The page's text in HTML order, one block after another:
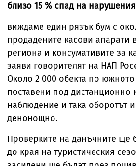
близо 15 % спад на
виждаме един рязък бум с
продадените касови апарати
региона и консумативите за
заяви говорителят на НАП
Около 2 000 обекта по
поставени под дистанционно
наблюдение и така оборотът
денонощно.
Проверките на данъчните ще
до края на туристическия